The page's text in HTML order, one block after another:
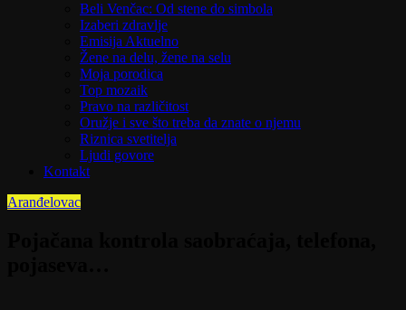
Beli Venčac: Od stene do simbola
Izaberi zdravlje
Emisija Aktuelno
Žene na delu, žene na selu
Moja porodica
Top mozaik
Pravo na različitost
Oružje i sve što treba da znate o njemu
Riznica svetitelja
Ljudi govore
Kontakt
Aranđelovac